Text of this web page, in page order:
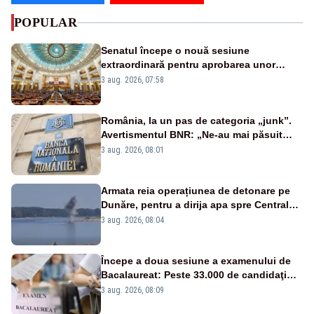
POPULAR
Senatul începe o nouă sesiune
extraordinară pentru aprobarea unor
jaloane din PNRR
3 aug. 2026, 07:58
România, la un pas de categoria „junk”.
Avertismentul BNR: „Ne-au mai păsuit
pentru câteva luni”
3 aug. 2026, 08:01
Armata reia operațiunea de detonare pe
Dunăre, pentru a dirija apa spre Centrala
Cernavodă
3 aug. 2026, 08:04
Începe a doua sesiune a examenului de
Bacalaureat: Peste 33.000 de candidaţi
înscrişi
3 aug. 2026, 08:09